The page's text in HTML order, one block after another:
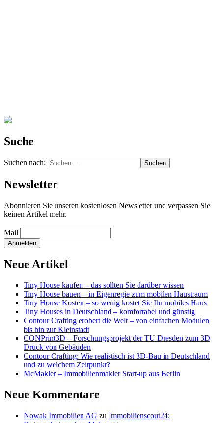
Suche
Suchen nach:
Newsletter
Abonnieren Sie unseren kostenlosen Newsletter und verpassen Sie
keinen Artikel mehr.
Mail
Neue Artikel
Tiny House kaufen – das sollten Sie darüber wissen
Tiny House bauen – in Eigenregie zum mobilen Haustraum
Tiny House Kosten – so wenig kostet Sie Ihr mobiles Haus
Tiny Houses in Deutschland – komfortabel und günstig
Contour Crafting erobert die Welt – von einfachen Modulen
bis hin zur Kleinstadt
CONPrint3D – Forschungsprojekt der TU Dresden zum 3D
Druck von Gebäuden
Contour Crafting: Wie realistisch ist 3D-Bau in Deutschland
und zu welchem Zeitpunkt?
McMakler – Immobilienmakler Start-up aus Berlin
Neue Kommentare
Nowak Immobilien AG zu Immobilienscout24: